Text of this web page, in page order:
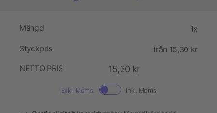
Mängd 1x
Styckpris
från 15,30 kr
NETTO PRIS
15,30 kr
Exkl. Moms. Inkl. Moms